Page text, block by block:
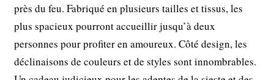
près du feu. Fabriqué en plusieurs tailles et tissus, les
plus spacieux pourront accueillir jusqu’à deux
personnes pour profiter en amoureux. Côté design, les
déclinaisons de couleurs et de styles sont innombrables.